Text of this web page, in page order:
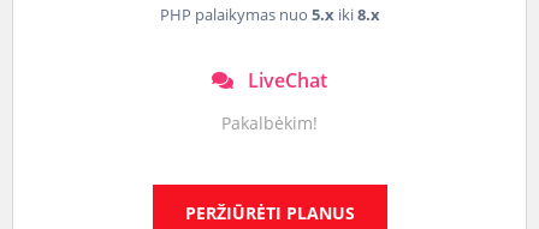
PHP palaikymas nuo 5.xiki8.x
LiveChat
Pakalbėkim!
PERŽIŪRĖTI PLANUS